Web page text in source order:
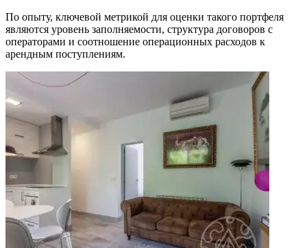
По опыту, ключевой метрикой для оценки такого портфеля
являются уровень заполняемости, структура договоров с
операторами и соотношение операционных расходов к
арендным поступлениям.